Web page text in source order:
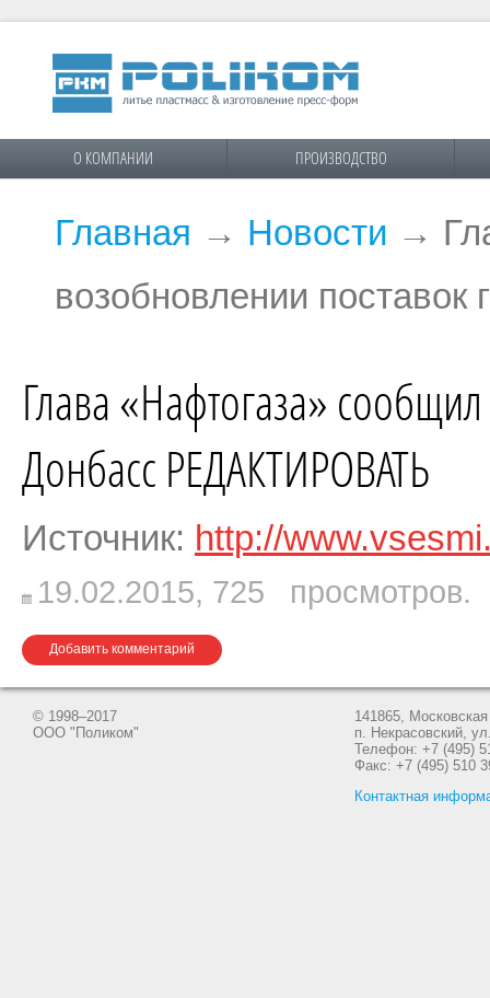
О КОМПАНИИ ПРОИЗВОДСТВО
Главная → Новости →
возобновлении
Глава «Нафтогаза»
Донбасс РЕДАКТИРОВАТЬ
Источник: http://
19.02.2015, 725 просмотров.
Добавить комментарий
© 1998–2017
ООО "Поликом"
141865,
п. Некрасовский,
Телефон: +7 (495)
Факс: +7 (495) 510
Контактная